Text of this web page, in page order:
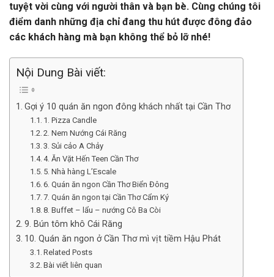
tuyệt vời cùng với người thân và bạn bè. Cùng chúng tôi
điểm danh những địa chỉ đang thu hút được đông đảo
các khách hàng mà bạn không thể bỏ lỡ nhé!
Nội Dung Bài viết:
Gợi ý 10 quán ăn ngon đông khách nhất tại Cần Thơ
1. Pizza Candle
2. Nem Nướng Cái Răng
3. Sủi cảo A Chảy
4. Ăn Vặt Hến Teen Cần Thơ
5. Nhà hàng L’Escale
6. Quán ăn ngon Cần Thơ Biển Đông
7. Quán ăn ngon tại Cần Thơ Cẩm Ký
8. Buffet – lẩu – nướng Cô Ba Còi
9. Bún tôm khô Cái Răng
10. Quán ăn ngon ở Cần Thơ mì vịt tiềm Hậu Phát
Related Posts
Bài viết liên quan